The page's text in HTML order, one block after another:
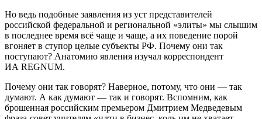
Но ведь подобные заявления из уст представителей
российской федеральной и региональной «элиты» мы слышим
в последнее время всё чаще и чаще, а их поведение порой
вгоняет в ступор целые субъекты РФ. Почему они так
поступают? Анатомию явления изучал корреспондент
ИА REGNUM.
Почему они так говорят? Наверное, потому, что они — так
думают. А как думают — так и говорят. Вспомним, как
брошенная российским премьером Дмитрием Медведевым